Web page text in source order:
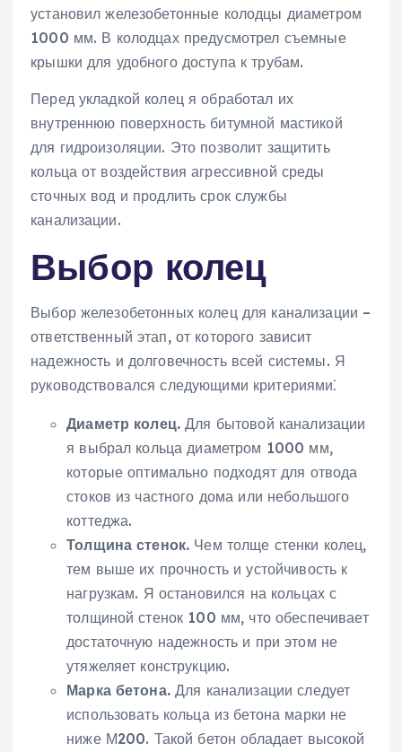
установил железобетонные колодцы диаметром
1000 мм. В колодцах предусмотрел съемные
крышки для удобного доступа к трубам.
Перед укладкой колец я обработал их
внутреннюю поверхность битумной мастикой
для гидроизоляции. Это позволит защитить
кольца от воздействия агрессивной среды
сточных вод и продлить срок службы
канализации.
Выбор колец
Выбор железобетонных колец для канализации –
ответственный этап, от которого зависит
надежность и долговечность всей системы. Я
руководствовался следующими критериями⁚
Диаметр колец. Для бытовой канализации
я выбрал кольца диаметром 1000 мм,
которые оптимально подходят для отвода
стоков из частного дома или небольшого
коттеджа.
Толщина стенок. Чем толще стенки колец,
тем выше их прочность и устойчивость к
нагрузкам. Я остановился на кольцах с
толщиной стенок 100 мм, что обеспечивает
достаточную надежность и при этом не
утяжеляет конструкцию.
Марка бетона.Для канализации следует
использовать кольца из бетона марки не
ниже М200. Такой бетон обладает высокой